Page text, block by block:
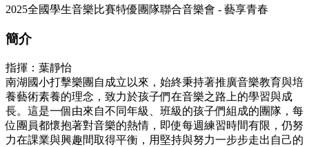
2025全國學生音樂比賽特優團隊聯合音樂會 - 藝享青春
簡介
指揮：葉靜怡
南湖國小打擊樂團自成立以來，始終秉持著推廣音樂教育與培
養藝術素養的理念，致力於孩子們在音樂之路上的學習與成
長。這是一個由來自不同年級、班級的孩子們組成的團隊，每
位團員都懷抱著對音樂的熱情，即使每週練習時間有限，仍努
力在課業與興趣間取得平衡，用堅持與努力一步步走出自己的